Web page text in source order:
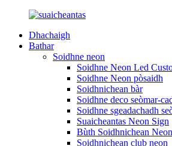
Dhachaigh
Bathar
Soidhne neon
Soidhne Neon Led
Soidhne Neon pòsaidh
Soidhnichean bàr
Soidhne deco seòmar-
Soidhne sgeadachadh
Suaicheantas Neon Sign
Bùth Soidhnichean Neon
Soidhnichean club neon